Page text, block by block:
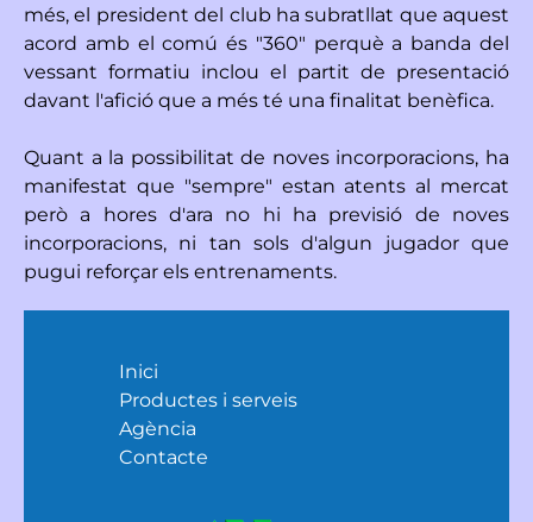
més, el president del club ha subratllat que aquest
acord amb el comú és "360" perquè a banda del
vessant formatiu inclou el partit de presentació
davant l'afició que a més té una finalitat benèfica.
Quant a la possibilitat de noves incorporacions, ha
manifestat que "sempre" estan atents al mercat
però a hores d'ara no hi ha previsió de noves
incorporacions, ni tan sols d'algun jugador que
pugui reforçar els entrenaments.
Inici
Productes i serveis
Agència
Contacte